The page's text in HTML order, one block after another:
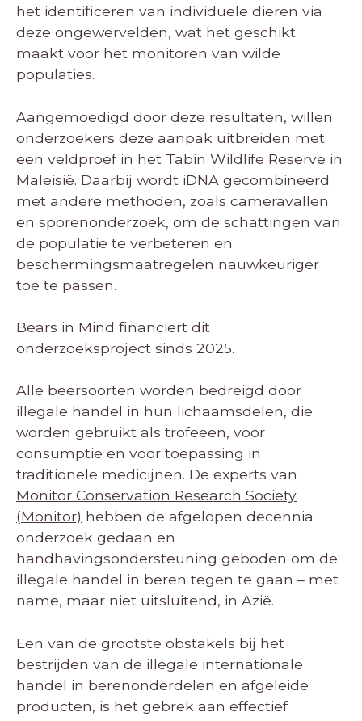
het identificeren van individuele dieren via
deze ongewervelden, wat het geschikt
maakt voor het monitoren van wilde
populaties.
Aangemoedigd door deze resultaten, willen
onderzoekers deze aanpak uitbreiden met
een veldproef in het Tabin Wildlife Reserve in
Maleisië. Daarbij wordt iDNA gecombineerd
met andere methoden, zoals cameravallen
en sporenonderzoek, om de schattingen van
de populatie te verbeteren en
beschermingsmaatregelen nauwkeuriger
toe te passen.
Bears in Mind financiert dit
onderzoeksproject sinds 2025.
Alle beer­soorten worden bedreigd door
illegale handel in hun lichaamsdelen, die
worden gebruikt als trofeeën, voor
consumptie en voor toepassing in
traditionele medicijnen. De experts van
Monitor Conservation Research Society
(Monitor) hebben de afgelopen decennia
onderzoek gedaan en
handhavingsondersteuning geboden om de
illegale handel in beren tegen te gaan – met
name, maar niet uitsluitend, in Azië.
Een van de grootste obstakels bij het
bestrijden van de illegale internationale
handel in berenonderdelen en afgeleide
producten, is het gebrek aan effectief